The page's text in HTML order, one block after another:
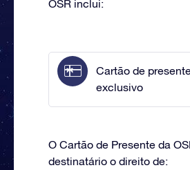
OSR inclui:
Cartão de
exclusivo
O Cartão de Presente da
destinatário o direito de: